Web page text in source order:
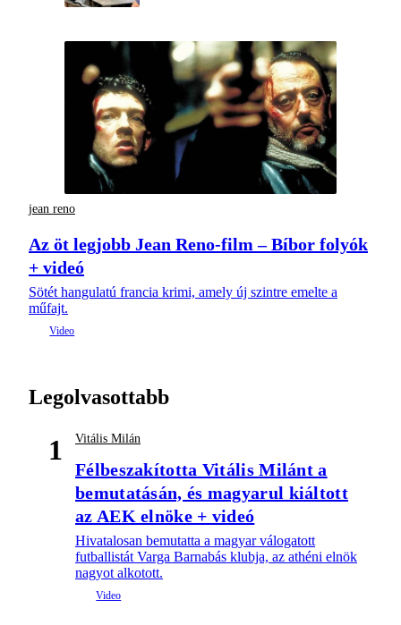
jean reno
Az öt legjobb Jean Reno-film – Bíbor folyók
+ videó
Sötét hangulatú francia krimi, amely új szintre emelte a
műfajt.
Legolvasottabb
1 Vitális Milán
Félbeszakította Vitális Milánt a
bemutatásán, és magyarul kiáltott
az AEK elnöke + videó
Hivatalosan bemutatta a magyar válogatott
futballistát Varga Barnabás klubja, az athéni elnök
nagyot alkotott.